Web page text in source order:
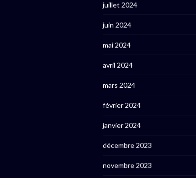
juillet 2024
juin 2024
mai 2024
avril 2024
mars 2024
février 2024
janvier 2024
décembre 2023
novembre 2023